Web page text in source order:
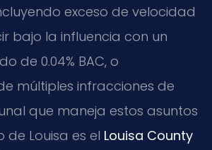
exceso de velocidad
bajo la influencia con un
de 0.04% BAC, o
múltiples infracciones de
que maneja estos asuntos
Louisa es el Louisa County